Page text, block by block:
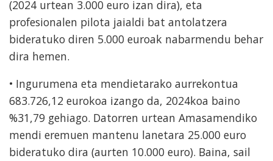
(2024 urtean 3.000 euro izan dira), eta
profesionalen pilota jaialdi bat antolatzera
bideratuko diren 5.000 euroak nabarmendu behar
dira hemen.
• Ingurumena eta mendietarako aurrekontua
683.726,12 eurokoa izango da, 2024koa baino
%31,79 gehiago. Datorren urtean Amasamendiko
mendi eremuen mantenu lanetara 25.000 euro
bideratuko dira (aurten 10.000 euro). Baina, sail